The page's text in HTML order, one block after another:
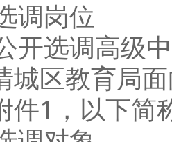
岗位
选调高级中
城区教育局
件1，以下简